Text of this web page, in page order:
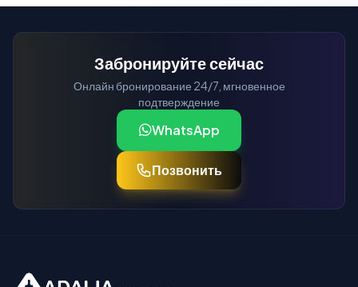
Забронируйте сейчас
Онлайн бронирование 24/7, мгновенное
подтверждение
WhatsApp
Позвонить